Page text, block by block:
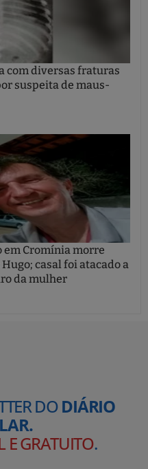
com diversas fraturas
suspeita de maus-
em Cromínia morre
casal foi atacado a
da mulher
DODIÁRIO
E GRATUITO.